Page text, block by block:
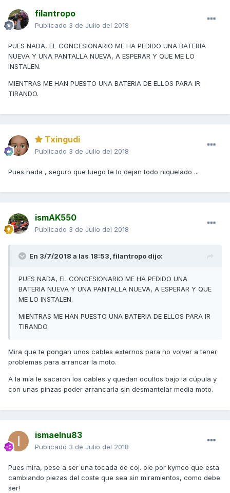
filantropo
Publicado 3 de Julio del 2018
PUES NADA, EL CONCESIONARIO ME HA PEDIDO UNA BATERIA
NUEVA Y UNA PANTALLA NUEVA, A ESPERAR Y QUE ME LO
INSTALEN.
MIENTRAS ME HAN PUESTO UNA BATERIA DE ELLOS PARA IR
TIRANDO.
Txingudi
Publicado 3 de Julio del 2018
Pues nada , seguro que luego te lo dejan todo niquelado ...
ismAK550
Publicado 3 de Julio del 2018
En 3/7/2018 a las 18:53,filantropo dijo:
PUES NADA, EL CONCESIONARIO ME HA PEDIDO UNA
BATERIA NUEVA Y UNA PANTALLA NUEVA, A ESPERAR Y QUE
ME LO INSTALEN.
MIENTRAS ME HAN PUESTO UNA BATERIA DE ELLOS PARA IR
TIRANDO.
Mira que te pongan unos cables externos para no volver a tener
problemas para arrancar la moto.
A la mía le sacaron los cables y quedan ocultos bajo la cúpula y
con unas pinzas poder arrancarla sin desmantelar media moto.
ismaelnu83
Publicado 3 de Julio del 2018
Pues mira, pese a ser una tocada de coj. ole por kymco que esta
cambiando piezas del coste que sea sin miramientos, como debe
ser!